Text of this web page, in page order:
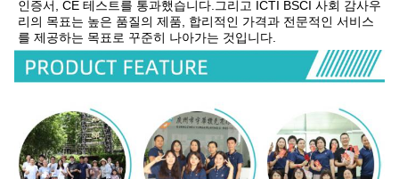
인증서, CE 테스트를 통과했습니다.그리고 ICTI BSCI 사회 감사우
리의 목표는 높은 품질의 제품, 합리적인 가격과 전문적인 서비스
를 제공하는 목표로 꾸준히 나아가는 것입니다.